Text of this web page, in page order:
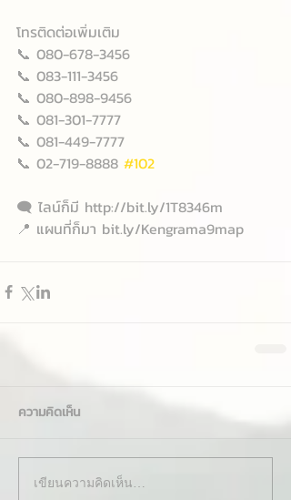
โทรติดต่อเพิ่มเติม
📞 080-678-3456
📞 083-111-3456
📞 080-898-9456
📞 081-301-7777
📞 081-449-7777
📞 02-719-8888 #102
🗨 ไลน์ก็มี http://bit.ly/1T8346m
📍 แผนที่ก็มา bit.ly/Kengrama9map
ความคิดเห็น
เขียนความคิดเห็น…